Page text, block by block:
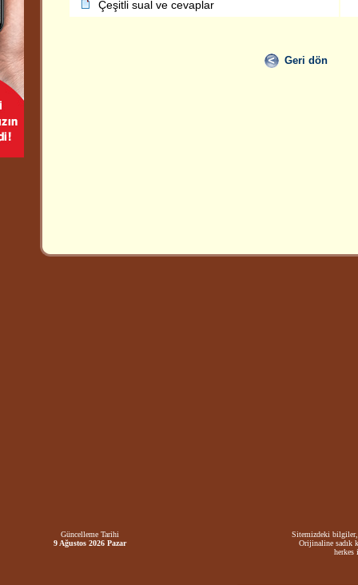
Çeşitli sual ve cevaplar
Geri dön
Güncelleme Tarihi
9 Ağustos 2026 Pazar
Sitemizdeki bilgiler,
Orijinaline sadık
herkes